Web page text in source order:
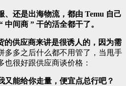
、还是出海物流，都由 Temu 自己
间商 ” 干的活全都干了。
的供应商来讲是很诱人的，因为需
多多之后什么都不用管了，当甩手
很好跟供应商谈价格：
又能给你走量，便宜点总行吧？